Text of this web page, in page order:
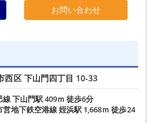
お問い合わせ
西区 下山門四丁目 10-33
線下山門駅409ｍ 徒歩6分
営地下鉄空港線姪浜駅 1,668ｍ 徒歩24